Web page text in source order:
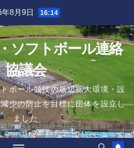
8月9日 16:14
ソフトボール連絡
協議会
ボール競技の底辺拡大環境・設
少の防止を目標に団体を設立し
ました